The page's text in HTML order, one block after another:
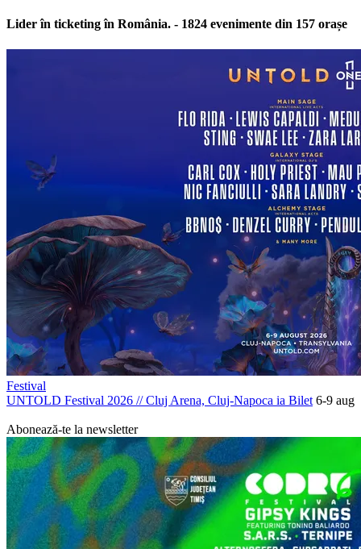
Lider în ticketing în România. - 1824 evenimente din 157 orașe
Festival
UNTOLD Festival 2026 //Cluj Arena, Cluj-Napoca ia Bilet 6-9 aug
Abonează-te la newsletter